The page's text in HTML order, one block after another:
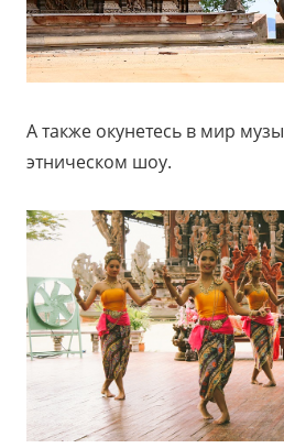
А также окунетесь в мир
этническом шоу.